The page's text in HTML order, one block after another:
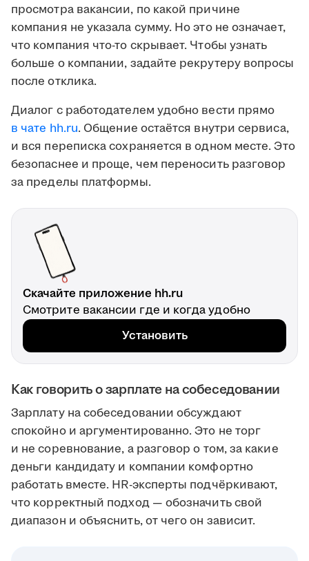
просмотра вакансии, по какой причине
компания не указала сумму. Но это не означает,
что компания что-то скрывает. Чтобы узнать
больше о компании, задайте рекрутеру вопросы
после отклика.
Диалог с работодателем удобно вести прямо
в чате hh.ru. Общение остаётся внутри сервиса,
и вся переписка сохраняется в одном месте. Это
безопаснее и проще, чем переносить разговор
за пределы платформы.
Скачайте приложение hh.ru
Смотрите вакансии где и когда удобно
Установить
Как говорить о зарплате на собеседовании
Зарплату на собеседовании обсуждают
спокойно и аргументированно. Это не торг
и не соревнование, а разговор о том, за какие
деньги кандидату и компании комфортно
работать вместе. HR-эксперты подчёркивают,
что корректный подход — обозначить свой
диапазон и объяснить, от чего он зависит.